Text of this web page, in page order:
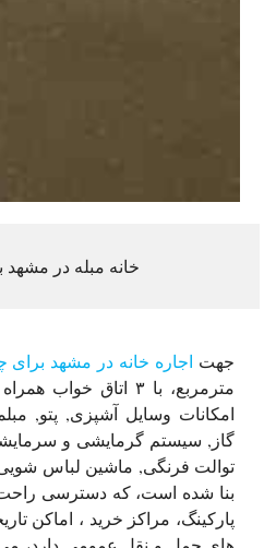
خانه مبله در
جهت اجاره خانه در مشهد برای
امکانات وسایل آشپزی, پتو,
گاز, سیستم گرمایشی و
توالت فرنگی, ماشین لباس
بنا شده است، که دسترسی
پارکینگ، مراکز خرید ، اماکن